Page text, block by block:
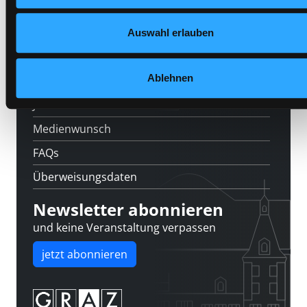
Auswahl erlauben
Ablehnen
Kontakt
Jobs
Medienwunsch
FAQs
Überweisungsdaten
Newsletter abonnieren
und keine Veranstaltung verpassen
jetzt abonnieren